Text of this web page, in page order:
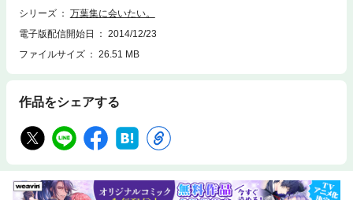
シリーズ
万葉集に会いたい。
電子版配信開始日
2014/12/23
ファイルサイズ
26.51 MB
作品をシェアする